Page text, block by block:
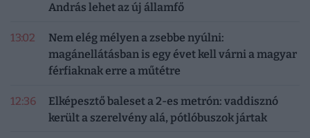
András lehet az új államfő
13:02
Nem elég mélyen a zsebbe nyúlni:
magánellátásban is egy évet kell várni a magyar
férfiaknak erre a műtétre
12:36
Elképesztő baleset a 2-es metrón: vaddisznó
került a szerelvény alá, pótlóbuszok jártak